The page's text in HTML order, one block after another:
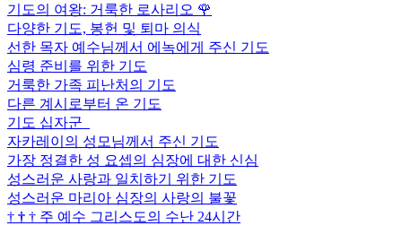
기도의 여왕: 거룩한 로사리오 🌹
다양한 기도, 봉헌 및 퇴마 의식
선한 목자 예수님께서 에녹에게 주신 기도
심령 준비를 위한 기도
거룩한 가족 피난처의 기도
다른 계시로부터 온 기도
기도 십자군
자카레이의 성모님께서 주신 기도
가장 정결한 성 요셉의 심장에 대한 신심
성스러운 사랑과 일치하기 위한 기도
성스러운 마리아 심장의 사랑의 불꽃
† † † 주 예수 그리스도의 수난 24시간